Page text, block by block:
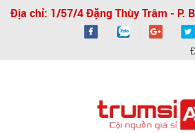
Địa chỉ: 1/57/4 Đặng Thùy Trâm - P.